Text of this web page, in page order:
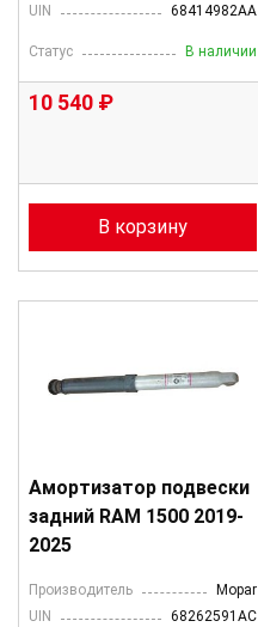
UIN
68414982AA
Статус В наличии
10 540 ₽
В корзину
Амортизатор подвески
задний RAM 1500 2019-
2025
Производитель
Mopar
UIN
68262591AC